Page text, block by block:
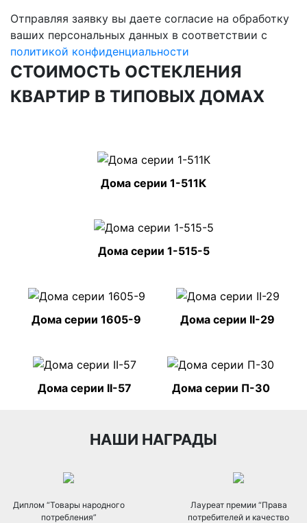
Отправляя заявку вы даете согласие на обработку
ваших персональных данных в соответствии с
политикой конфиденциальности
СТОИМОСТЬ ОСТЕКЛЕНИЯ
КВАРТИР В ТИПОВЫХ ДОМАХ
Дома серии 1-511К
Дома серии 1-515-5
Дома серии 1605-9 Дома серии II-29
Дома серии II-57 Дома серии П-30
НАШИ НАГРАДЫ
Диплом “Товары народного
потребления”
Лауреат премии “Права
потребителей и качество